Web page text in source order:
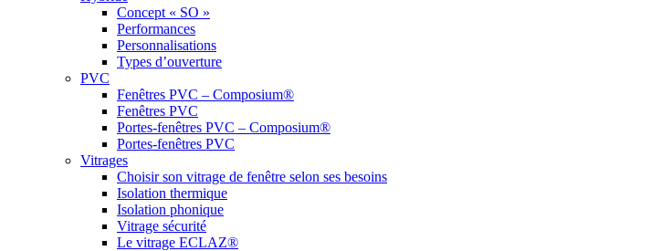
Concept « SO »
Performances
Personnalisations
Types d’ouverture
PVC
Fenêtres PVC – Composium®
Fenêtres PVC
Portes-fenêtres PVC – Composium®
Portes-fenêtres PVC
Vitrages
Choisir son vitrage de fenêtre selon ses besoins
Isolation thermique
Isolation phonique
Vitrage sécurité
Le vitrage ECLAZ®